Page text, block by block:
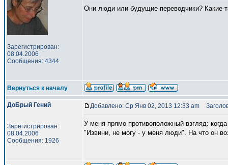
Зарегистрирован:
08.04.2006
Сообщения: 4344
Они люди или будущие переводчики? Какие-
Вернуться к началу
ДоБрый Гений
Зарегистрирован:
08.04.2006
Сообщения: 1926
Добавлено: Ср Янв 02, 2013 12:33 am
У меня прямо противоположный взгляд:
"Извини, не могу - у меня люди". На что он